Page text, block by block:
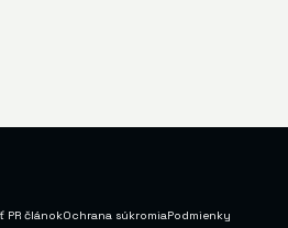
PR článokOchrana súkromiaPodmienky